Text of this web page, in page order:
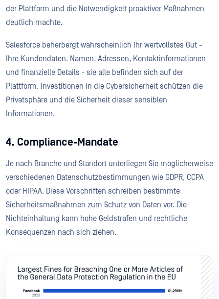
der Plattform und die Notwendigkeit proaktiver Maßnahmen
deutlich machte.
Salesforce beherbergt wahrscheinlich Ihr wertvollstes Gut -
Ihre Kundendaten. Namen, Adressen, Kontaktinformationen
und finanzielle Details - sie alle befinden sich auf der
Plattform. Investitionen in die Cybersicherheit schützen die
Privatsphäre und die Sicherheit dieser sensiblen
Informationen.
4. Compliance-Mandate
Je nach Branche und Standort unterliegen Sie möglicherweise
verschiedenen Datenschutzbestimmungen wie GDPR, CCPA
oder HIPAA. Diese Vorschriften schreiben bestimmte
Sicherheitsmaßnahmen zum Schutz von Daten vor. Die
Nichteinhaltung kann hohe Geldstrafen und rechtliche
Konsequenzen nach sich ziehen.